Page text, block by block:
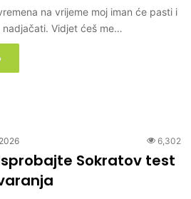
na vrijeme moj iman će pasti i
nadjačati. Vidjet ćeš me…
6,302
Sokratov test